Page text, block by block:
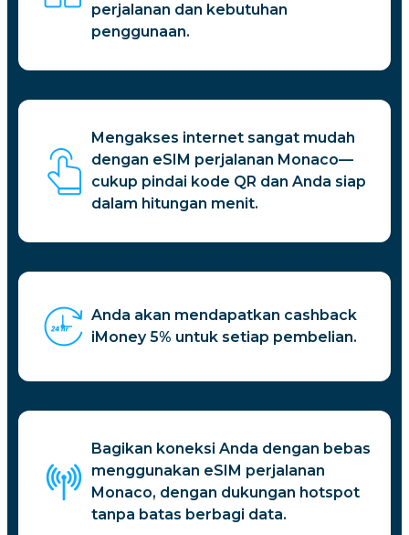
perjalanan dan kebutuhan
penggunaan.
Mengakses internet sangat mudah
dengan eSIM perjalanan Monaco—
cukup pindai kode QR dan Anda siap
dalam hitungan menit.
Anda akan mendapatkan cashback
iMoney 5% untuk setiap pembelian.
Bagikan koneksi Anda dengan bebas
menggunakan eSIM perjalanan
Monaco, dengan dukungan hotspot
tanpa batas berbagi data.